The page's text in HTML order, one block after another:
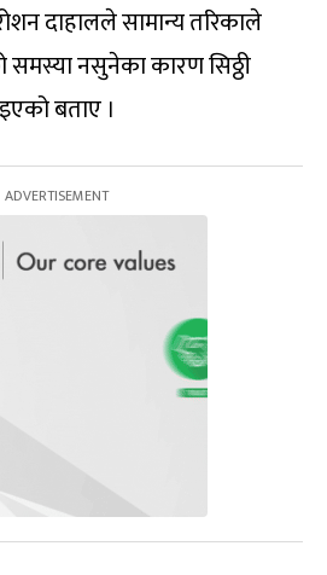
दाहालले सामान्य तरिकाले
नसुनेका कारण सिठ्ठी
बताए ।